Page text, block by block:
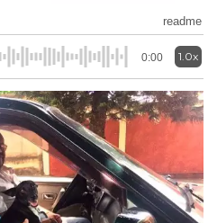
readme
0:00 1.0x